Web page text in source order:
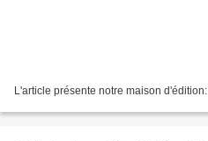
L'article présente notre maison d'édition: